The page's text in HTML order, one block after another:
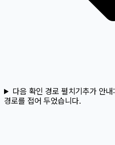
다음 확인 경로 펼치기추가 안내:
경로를 접어 두었습니다.